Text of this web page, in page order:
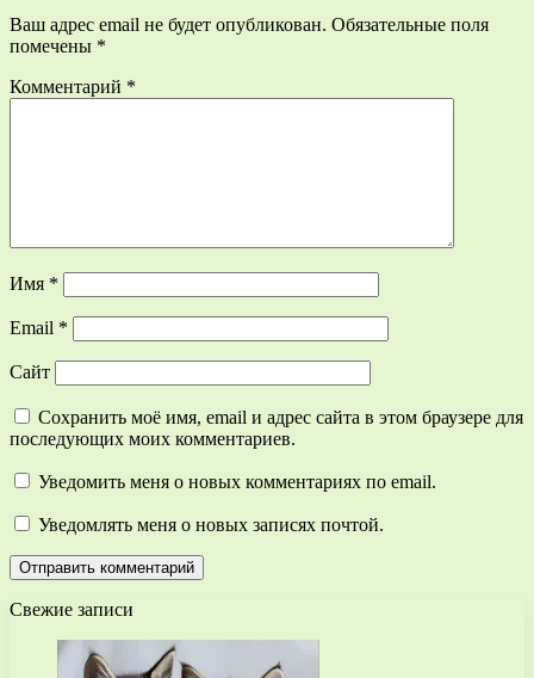
Ваш адрес email не будет опубликован. Обязательные поля
помечены *
Комментарий *
Имя *
Email *
Сайт
Сохранить моё имя, email и адрес сайта в этом браузере для
последующих моих комментариев.
Уведомить меня о новых комментариях по email.
Уведомлять меня о новых записях почтой.
Свежие записи